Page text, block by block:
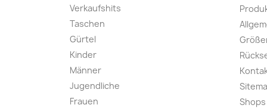
Verkaufshits
Taschen
Gürtel
Kinder
Männer
Jugendliche
Frauen
Shops